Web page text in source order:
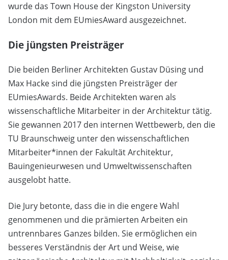
wurde das Town House der Kingston University
London mit dem EUmiesAward ausgezeichnet.
Die jüngsten Preisträger
Die beiden Berliner Architekten Gustav Düsing und
Max Hacke sind die jüngsten Preisträger der
EUmiesAwards. Beide Architekten waren als
wissenschaftliche Mitarbeiter in der Architektur tätig.
Sie gewannen 2017 den internen Wettbewerb, den die
TU Braunschweig unter den wissenschaftlichen
Mitarbeiter*innen der Fakultät Architektur,
Bauingenieurwesen und Umweltwissenschaften
ausgelobt hatte.
Die Jury betonte, dass die in die engere Wahl
genommenen und die prämierten Arbeiten ein
untrennbares Ganzes bilden. Sie ermöglichen ein
besseres Verständnis der Art und Weise, wie